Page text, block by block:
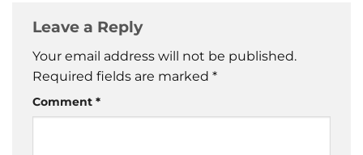
Leave a Reply
Your email address will not be published.
Required fields are marked *
Comment *